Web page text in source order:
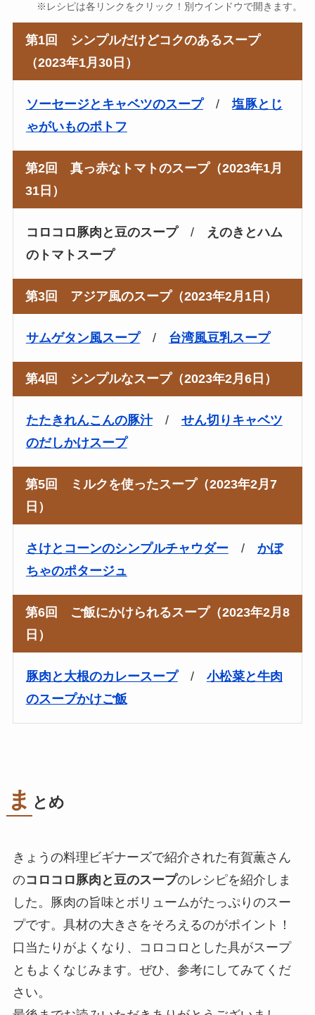
※レシピは各リンクをクリック！別ウインドウで開きます。
第1回 シンプルだけどコクのあるスープ
（2023年1月30日）
ソーセージとキャベツのスープ/塩豚とじ
ゃがいものポトフ
第2回 真っ赤なトマトのスープ（2023年1月
31日）
コロコロ豚肉と豆のスープ/
えのきとハム
のトマトスープ
第3回 アジア風のスープ（2023年2月1日）
サムゲタン風スープ/ 台湾風豆乳スープ
第4回 シンプルなスープ（2023年2月6日）
たたきれんこんの豚汁/ せん切りキャベツ
のだしかけスープ
第5回 ミルクを使ったスープ（2023年2月7
日）
さけとコーンのシンプルチャウダー/ かぼ
ちゃのポタージュ
第6回 ご飯にかけられるスープ（2023年2月8
日）
豚肉と大根のカレースープ/ 小松菜と牛肉
のスープかけご飯
ま とめ
きょうの料理ビギナーズで紹介された有賀薫さん
のコロコロ豚肉と豆のスープのレシピを紹介しま
した。豚肉の旨味とボリュームがたっぷりのスー
プです。具材の大きさをそろえるのがポイント！
口当たりがよくなり、コロコロとした具がスープ
ともよくなじみます。ぜひ、参考にしてみてくだ
さい。